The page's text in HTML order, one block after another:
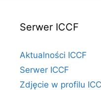
Serwer ICCF
Aktualności ICCF
Serwer ICCF
Zdjęcie w profilu